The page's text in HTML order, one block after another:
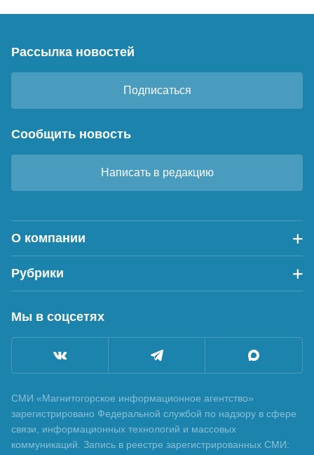
Рассылка новостей
Подписаться
Сообщить новость
Написать в редакцию
О компании
Рубрики
Мы в соцсетях
СМИ «Магнитогорское информационное агентство»
зарегистрировано Федеральной службой по надзору в сфере
связи, информационных технологий и массовых
коммуникаций. Запись в реестре зарегистрированных СМИ: